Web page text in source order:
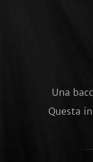
Una
Questa